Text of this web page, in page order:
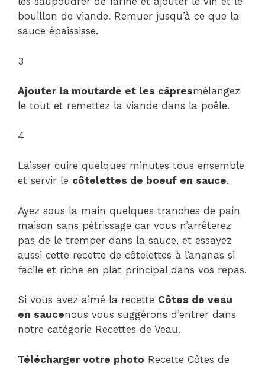
bouillon de viande. Remuer jusqu’à ce que la
sauce épaississe.
3
Ajouter la moutarde et les câpresmélangez
le tout et remettez la viande dans la poêle.
4
Laisser cuire quelques minutes tous ensemble
et servir le côtelettes de boeuf en sauce.
Ayez sous la main quelques tranches de pain
maison sans pétrissage car vous n’arrêterez
pas de le tremper dans la sauce, et essayez
aussi cette recette de côtelettes à l’ananas si
facile et riche en plat principal dans vos repas.
Si vous avez aimé la recette Côtes de veau
en saucenous vous suggérons d’entrer dans
notre catégorie Recettes de Veau.
Télécharger votre photo Recette Côtes de